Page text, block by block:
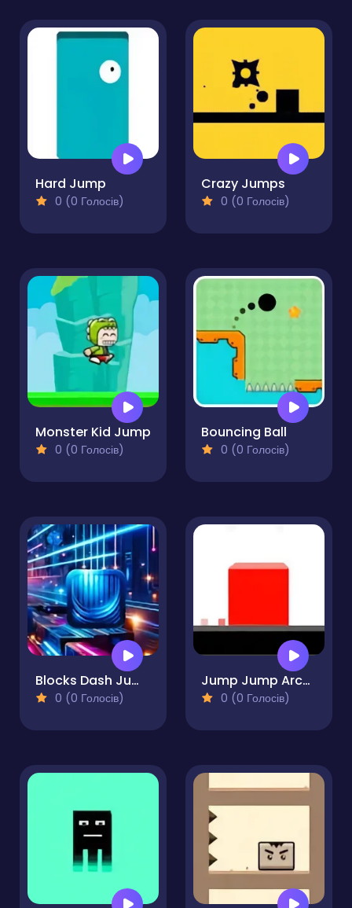
Hard Jump
0 (0 Голосів)
Crazy Jumps
0 (0 Голосів)
Monster Kid Jump
0 (0 Голосів)
Bouncing Ball
0 (0 Голосів)
Blocks Dash Jump Square
0 (0 Голосів)
Jump Jump Arcade
0 (0 Голосів)